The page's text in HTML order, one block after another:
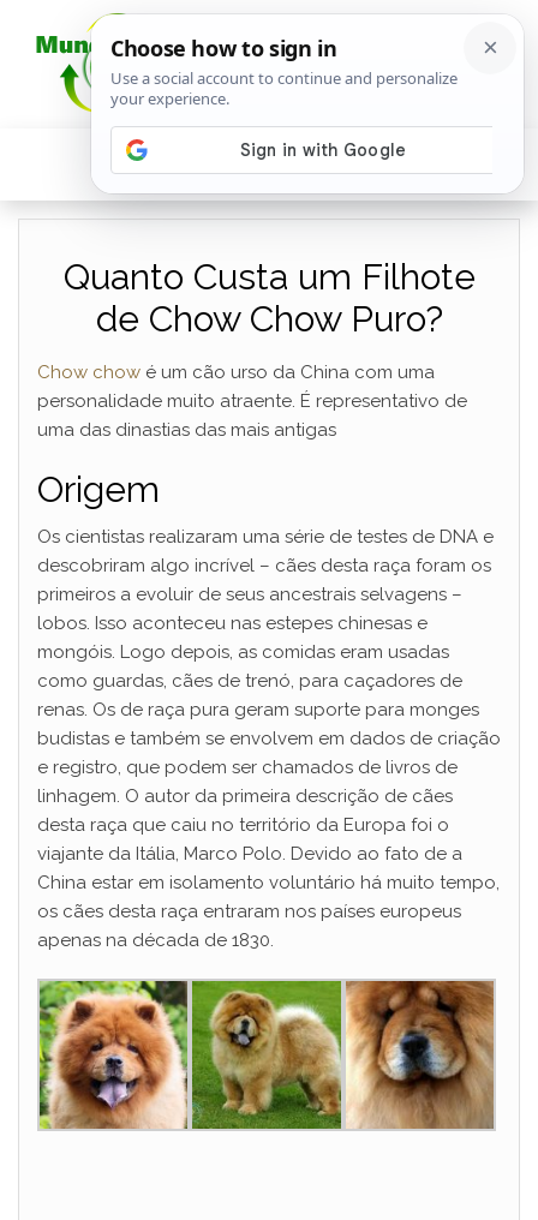
Quanto Custa um Filhote
de Chow Chow Puro?
Chow chow é um cão urso da China com uma
personalidade muito atraente. É representativo de
uma das dinastias das mais antigas
Origem
Os cientistas realizaram uma série de testes de DNA e
descobriram algo incrível – cães desta raça foram os
primeiros a evoluir de seus ancestrais selvagens –
lobos. Isso aconteceu nas estepes chinesas e
mongóis. Logo depois, as comidas eram usadas
como guardas, cães de trenó, para caçadores de
renas. Os de raça pura geram suporte para monges
budistas e também se envolvem em dados de criação
e registro, que podem ser chamados de livros de
linhagem. O autor da primeira descrição de cães
desta raça que caiu no território da Europa foi o
viajante da Itália, Marco Polo. Devido ao fato de a
China estar em isolamento voluntário há muito tempo,
os cães desta raça entraram nos países europeus
apenas na década de 1830.